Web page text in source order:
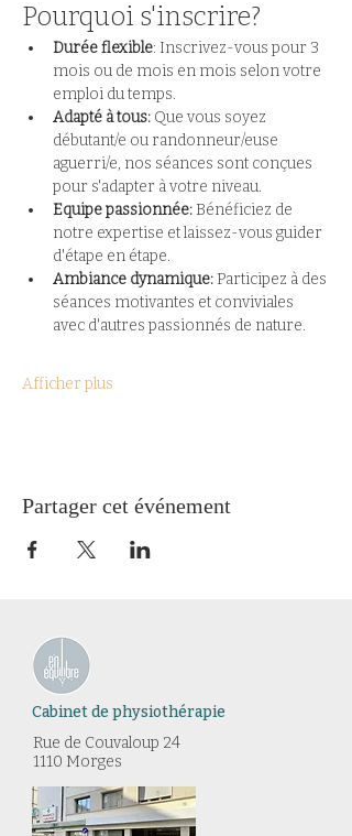
Pourquoi s'inscrire?
Durée flexible: Inscrivez-vous pour 3
mois ou de mois en mois selon votre
emploi du temps.
Adapté à tous: Que vous soyez
débutant/e ou randonneur/euse
aguerri/e, nos séances sont conçues
pour s'adapter à votre niveau.
Equipe passionnée: Bénéficiez de
notre expertise et laissez-vous guider
d'étape en étape.
Ambiance dynamique: Participez à des
séances motivantes et conviviales
avec d'autres passionnés de nature.
Afficher plus
Partager cet événement
Cabinet de physiothérapie
Rue de Couvaloup 24​
1110 Morges